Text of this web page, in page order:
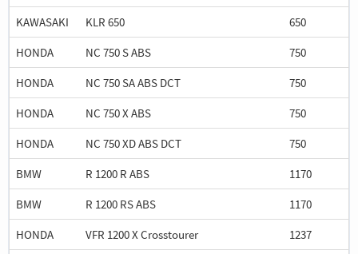
KAWASAKI
KLR 650
650
HONDA
NC 750 S ABS
750
HONDA
NC 750 SA ABS DCT
750
HONDA
NC 750 X ABS
750
HONDA
NC 750 XD ABS DCT
750
BMW
R 1200 R ABS
1170
BMW
R 1200 RS ABS
1170
HONDA
VFR 1200 X Crosstourer
1237